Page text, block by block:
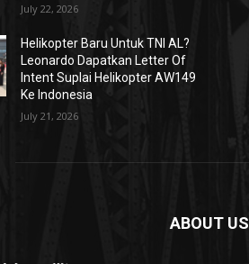
July 22, 2026
Helikopter Baru Untuk TNI AL?
Leonardo Dapatkan Letter Of
Intent Suplai Helikopter AW149
Ke Indonesia
July 21, 2026
ABOUT US